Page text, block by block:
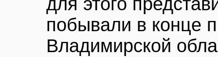
побывали в конце
Владимирской